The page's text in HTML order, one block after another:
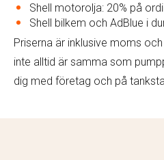
Shell motorolja: 20% på
Shell bilkem och AdBlue i
Priserna är inklusive moms
inte alltid är samma som
dig med företag och på